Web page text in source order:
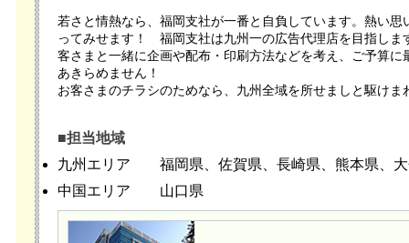
若さと情熱なら、福岡支社が一番と自負しています。熱い
ってみせます！ 福岡支社は九州一の広告代理店を目指し
客さまと一緒に企画や配布・印刷方法などを考え、ご予算
あきらめません！
お客さまのチラシのためなら、九州全域を所せましと駆けま
■担当地域
九州エリア
福岡県、佐賀県、長崎県、熊本県、
中国エリア
山口県